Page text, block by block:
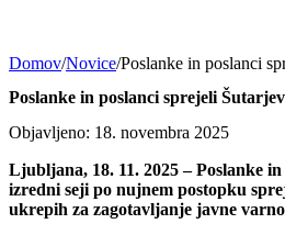
Domov/Novice/Poslanke in poslanci
Poslanke in poslanci sprejeli
Objavljeno: 18. novembra 2025
Ljubljana, 18. 11. 2025 – Poslanke
izredni seji po nujnem postopku
ukrepih za zagotavljanje javne